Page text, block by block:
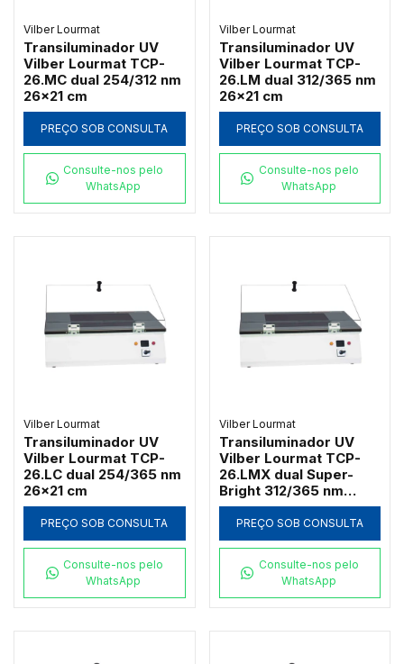
Vilber Lourmat
Transiluminador UV
Vilber Lourmat TCP-
26.MC dual 254/312 nm
26x21 cm
PREÇO SOB CONSULTA
Consulte-nos pelo
WhatsApp
Vilber Lourmat
Transiluminador UV
Vilber Lourmat TCP-
26.LM dual 312/365 nm
26x21 cm
PREÇO SOB CONSULTA
Consulte-nos pelo
WhatsApp
Vilber Lourmat
Transiluminador UV
Vilber Lourmat TCP-
26.LC dual 254/365 nm
26x21 cm
PREÇO SOB CONSULTA
Consulte-nos pelo
WhatsApp
Vilber Lourmat
Transiluminador UV
Vilber Lourmat TCP-
26.LMX dual Super-
Bright 312/365 nm
26x21 cm
PREÇO SOB CONSULTA
Consulte-nos pelo
WhatsApp